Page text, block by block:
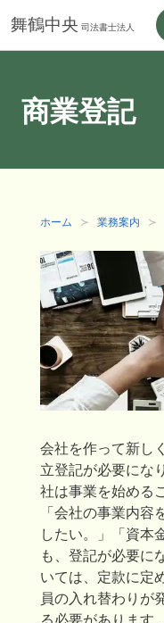
舞鶴中央 司法書士法人
商業登記
ホーム 業務案内
会社を作って新し
立登記が必要にな
社は事業を始める
「会社の事業内
したい。」「資本
も、登記が必要に
いては、定款に定
員の入れ替わりが